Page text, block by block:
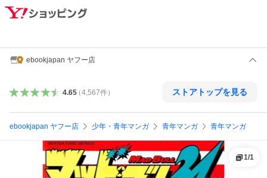
ebookjapan ヤフー店
4.65（4,567件） ストアトップを見る
ebookjapan ヤフー店 少年・青年マンガ 青年マンガ 青年マンガ
1/1